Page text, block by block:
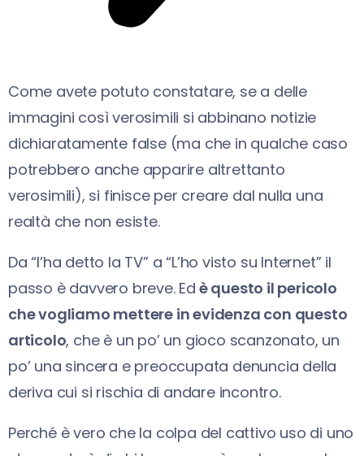
Come avete potuto constatare, se a delle
immagini così verosimili si abbinano notizie
dichiaratamente false (ma che in qualche caso
potrebbero anche apparire altrettanto
verosimili), si finisce per creare dal nulla una
realtà che non esiste.
Da “l’ha detto la TV” a “L’ho visto su Internet” il
passo è davvero breve. Ed è questo il pericolo
che vogliamo mettere in evidenza con questo
articolo, che è un po’ un gioco scanzonato, un
po’ una sincera e preoccupata denuncia della
deriva cui si rischia di andare incontro.
Perché è vero che la colpa del cattivo uso di uno